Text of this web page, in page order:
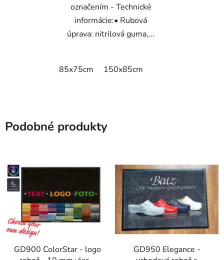
označením - Technické
informácie:• Rubová
úprava: nitrilová guma,...
85x75cm 150x85cm
Podobné produkty
GD900 ColorStar - logo
GD950 Elegance -